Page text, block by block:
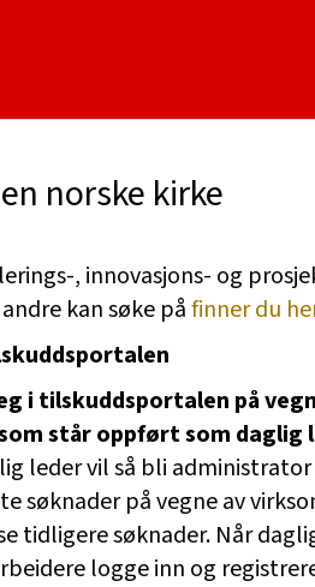
norske kirke
, innovasjons- og
kan søke påfinner du
i tilskuddsportalen på
står oppført som daglig
leder vil så bli
søknader på vegne av
tidligere søknader. Når
logge inn og